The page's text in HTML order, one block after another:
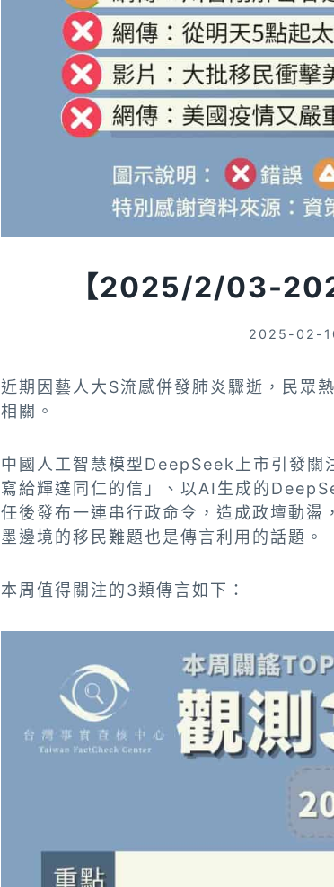
【2025/2/03-
2025-02-
近期因藝人大S流感併發肺炎驟逝，民眾
相關。
中國人工智慧模型DeepSeek上市引發關
寫給輝達同仁的信」、以AI生成的
任後發布一連串行政命令，造成政壇動盪
墨邊境的移民難題也是傳言利用的話題。
本周值得關注的3類傳言如下：